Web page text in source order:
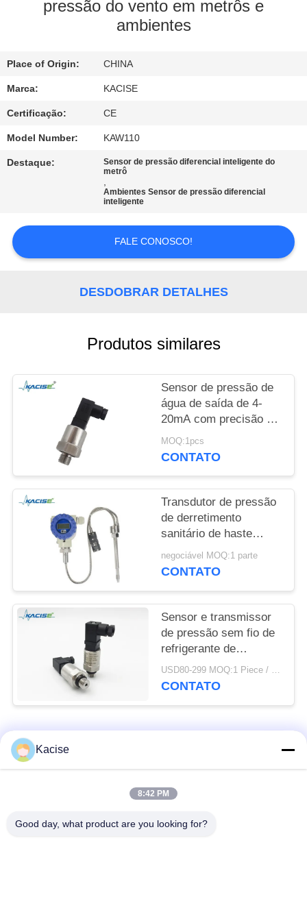
FÁBRICA
DA
QUALIDADE
CONTACTE-
NOS
CASOS
CITAÇÕES
MAPA
DO
POLÍTICA
DE
PRIVACIDADE
pressão do vento em metrôs e
ambientes
Place of Origin: CHINA
Marca: KACISE
Certificação: CE
Model Number: KAW110
Destaque:
Sensor de pressão diferencial inteligente do
metrô
,
Ambientes Sensor de pressão diferencial
inteligente
FALE CONOSCO!
DESDOBRAR DETALHES
Produtos similares
Sensor de pressão de
água de saída de 4-
20mA com precisão de
0,5% e fonte de
alimentação de 12-
MOQ:1pcs
CONTATO
Transdutor de pressão
de derretimento
sanitário de haste
rígida com material não
tóxico e alta precisão
alimentos
negociável MOQ:1 parte
CONTATO
Sensor e transmissor
de pressão sem fio de
refrigerante de
pequena dimensão de
alta precisão
USD80-299 MOQ:1 Piece / Pieces
CONTATO
Categorias populares
Sensor de pressão de
Kacise
8:42 PM
Good day, what product are you looking for?